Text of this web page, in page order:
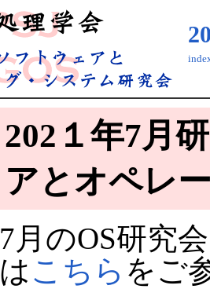
202１年7月
アとオペレ
7月のOS研究
はこちら をご